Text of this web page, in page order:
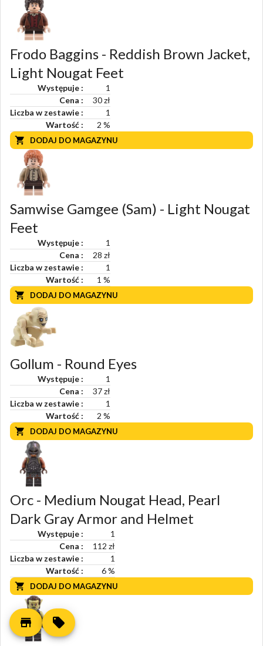
Frodo Baggins - Reddish Brown Jacket,
Light Nougat Feet
Występuje
1
Cena
30 zł
Liczba w zestawie
1
Wartość
2 %
DODAJ DO MAGAZYNU
Samwise Gamgee (Sam) - Light Nougat
Feet
Występuje
1
Cena
28 zł
Liczba w zestawie
1
Wartość
1 %
DODAJ DO MAGAZYNU
Gollum - Round Eyes
Występuje
1
Cena
37 zł
Liczba w zestawie
1
Wartość
2 %
DODAJ DO MAGAZYNU
Orc - Medium Nougat Head, Pearl
Dark Gray Armor and Helmet
Występuje
1
Cena
112 zł
Liczba w zestawie
1
Wartość
6%
DODAJ DO MAGAZYNU